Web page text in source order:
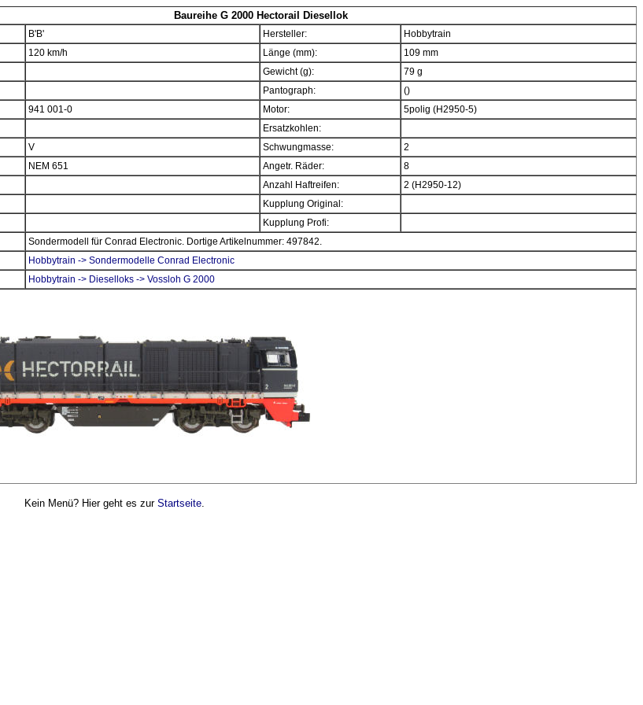
Baureihe G 2000 Hectorail Diesellok
B'B' Hersteller:
Hobbytrain
120 km/h Länge (mm):
109 mm
Gewicht (g):
79 g
Pantograph:
()
941 001-0 Motor:
5polig (H2950-5)
Ersatzkohlen:
V Schwungmasse:
2
NEM 651 Angetr. Räder:
8
Anzahl Haftreifen:
2 (H2950-12)
Kupplung Original:
Kupplung Profi:
Sondermodell für Conrad Electronic. Dortige Artikelnummer: 497842.
Hobbytrain -> Sondermodelle Conrad Electronic
Hobbytrain -> Dieselloks -> Vossloh G 2000
Kein Menü? Hier geht es zur Startseite.